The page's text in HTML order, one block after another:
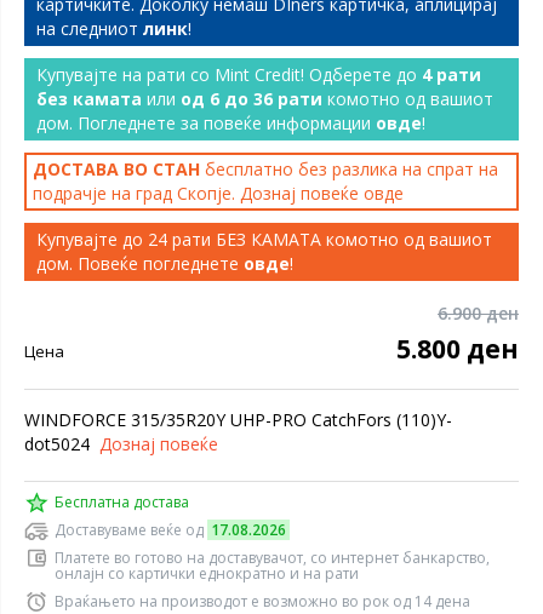
на следниот линк!
Купувајте на рати со Mint Credit! Одберете до 4 рати
без камата или од 6 до 36 рати комотно од вашиот
дом. Погледнете за повеќе информации овде!
ДОСТАВА ВО СТАН бесплатно без разлика на спрат на
подрачје на град Скопје. Дознај повеќе овде
Купувајте до 24 рати БЕЗ КАМАТА комотно од вашиот
дом. Повеќе погледнете овде!
6.900 ден
Цена 5.800 ден
WINDFORCE 315/35R20Y UHP-PRO CatchFors (110)Y-
dot5024 Дознај повеќе
Бесплатна достава
Доставуваме веќе од 17.08.2026
Платете во готово на доставувачот, со интернет банкарство,
онлајн со картички еднократно и на рати
Враќањето на производот е возможно во рок од 14 дена